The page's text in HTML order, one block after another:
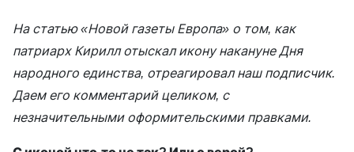
На статью «Новой газеты Европа» о том, как
патриарх Кирилл отыскал икону накануне Дня
народного единства, отреагировал наш подписчик.
Даем его комментарий целиком, с
незначительными оформительскими правками.